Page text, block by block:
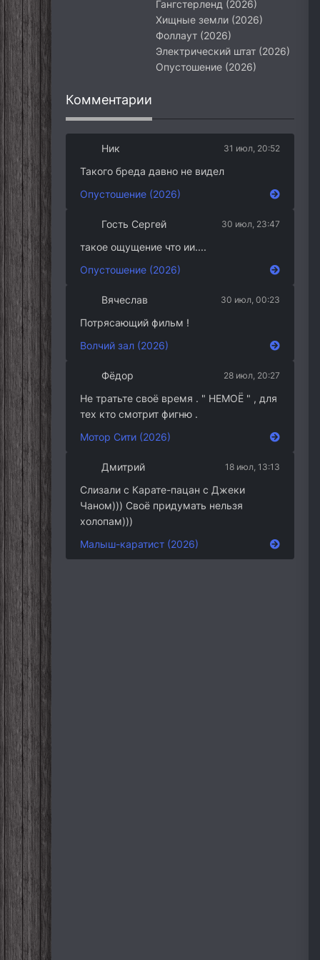
Гангстерленд (2026)
Хищные земли (2026)
Фоллаут (2026)
Электрический штат (2026)
Опустошение (2026)
Комментарии
Ник 31 июл, 20:52
Такого бреда давно не видел
Опустошение (2026)
Гость Сергей 30 июл, 23:47
такое ощущение что ии....
Опустошение (2026)
Вячеслав 30 июл, 00:23
Потрясающий фильм !
Волчий зал (2026)
Фёдор 28 июл, 20:27
Не тратьте своё время . " НЕМОЁ " , для
тех кто смотрит фигню .
Мотор Сити (2026)
Дмитрий 18 июл, 13:13
Слизали с Карате-пацан с Джеки
Чаном))) Своё придумать нельзя
холопам)))
Малыш-каратист (2026)